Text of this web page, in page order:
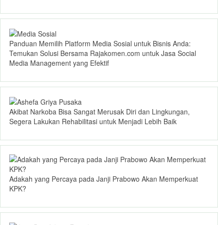
Panduan Memilih Platform Media Sosial untuk Bisnis Anda:
Temukan Solusi Bersama Rajakomen.com untuk Jasa Social
Media Management yang Efektif
Akibat Narkoba Bisa Sangat Merusak Diri dan Lingkungan,
Segera Lakukan Rehabilitasi untuk Menjadi Lebih Baik
Adakah yang Percaya pada Janji Prabowo Akan Memperkuat
KPK?